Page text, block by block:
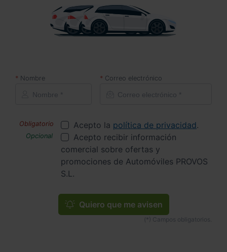
Nombre Correo electrónico
Acepto la política de privacidad.
Acepto recibir información
comercial sobre ofertas y
promociones de Automóviles PROVOS
S.L.
Quiero que me avisen